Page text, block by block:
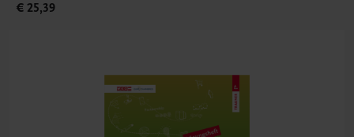
€ 25,39